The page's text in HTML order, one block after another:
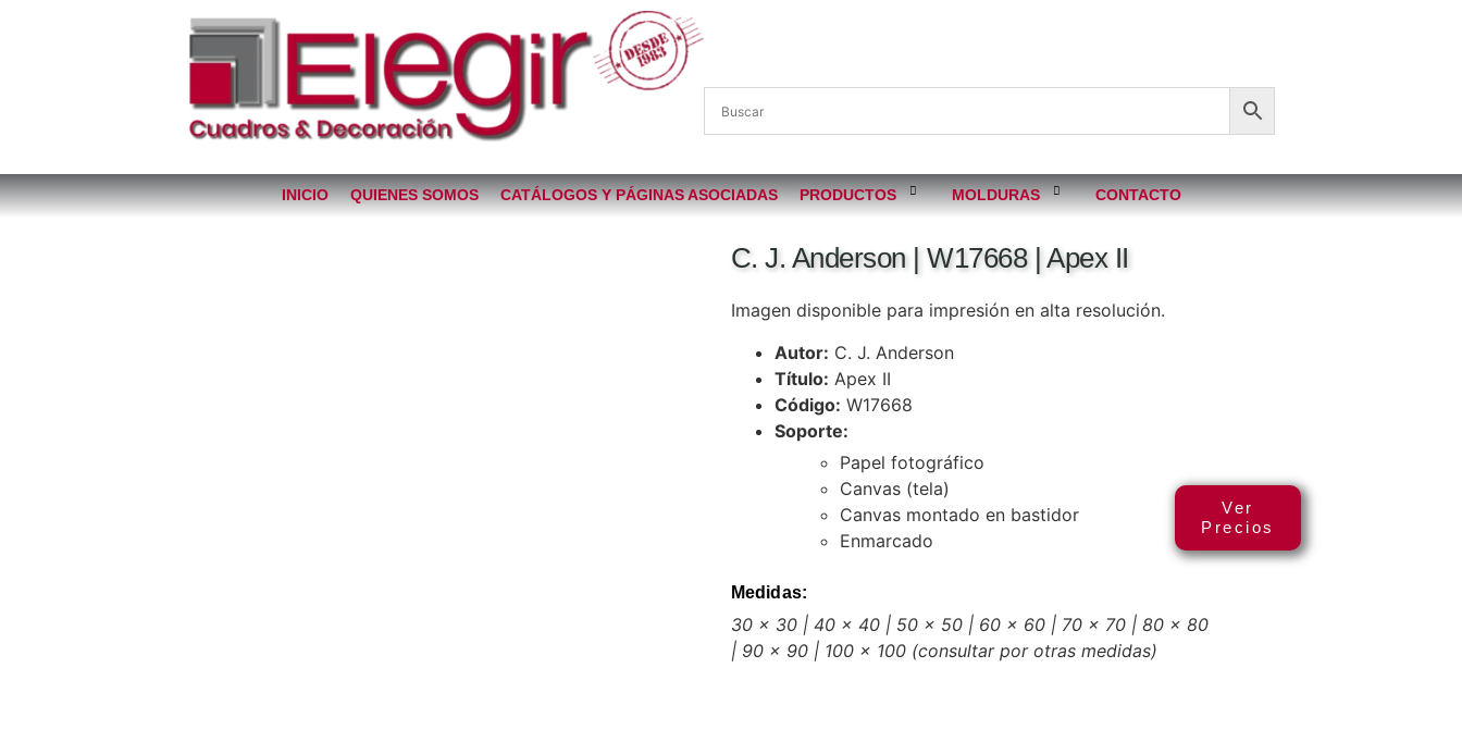
INICIO QUIENES SOMOS CATÁLOGOS Y PÁGINAS ASOCIADAS PRODUCTOS MOLDURAS CONTACTO
C. J. Anderson | W17668 | Apex II
Imagen disponible para impresión en alta resolución.
Autor: C. J. Anderson
Título: Apex II
Código: W17668
Soporte:
Papel fotográfico
Canvas (tela)
Canvas montado en bastidor
Enmarcado
Medidas:
30 x 30 | 40 x 40 | 50 x 50 | 60 x 60 | 70 x 70 | 80 x 80
| 90 x 90 | 100 x 100 (consultar por otras medidas)
Ver
Precios